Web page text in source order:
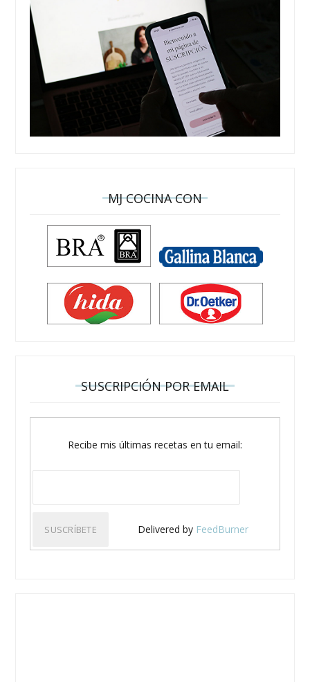
MJ COCINA CON
SUSCRIPCIÓN POR EMAIL
Recibe mis últimas recetas en tu email:
Delivered by FeedBurner